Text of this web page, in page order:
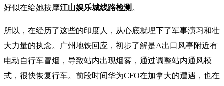
好似在给她按摩江山娱乐城线路检测 。
所以，在经历了这些的印度人，从心底就埋下了军事演习和壮
大力量的执念。广州地铁回应，初步了解是A出口风亭附近有
电动自行车冒烟，导致站内出现烟雾，通过调整站内通风模
式，很快恢复行车。前段时间华为CFO在加拿大的遭遇，也在